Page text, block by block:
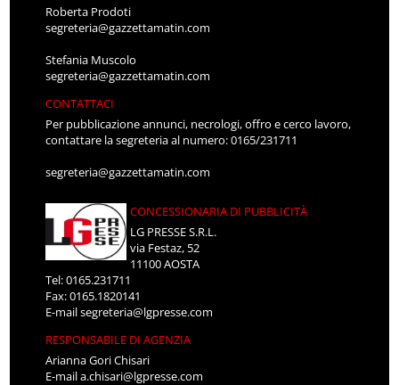
Roberta Prodoti
segreteria@gazzettamatin.com
Stefania Muscolo
segreteria@gazzettamatin.com
CONTATTACI
Per pubblicazione annunci, necrologi, offro e cerco lavoro,
contattare la segreteria al numero: 0165/231711
segreteria@gazzettamatin.com
CONCESSIONARIA DI PUBBLICITÀ
LG PRESSE S.R.L.
via Festaz, 52
11100 AOSTA
Tel: 0165.231711
Fax: 0165.1820141
E-mailsegreteria@lgpresse.com
RESPONSABILE DI AGENZIA
Arianna Gori Chisari
E-maila.chisari@lgpresse.com